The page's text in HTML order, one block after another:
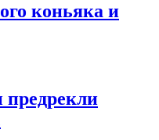
коньяка и
предрекли